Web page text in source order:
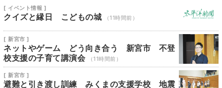
[ イベント情報 ]
クイズと縁日 こどもの城 （11時間前）
[ 新宮市 ]
ネットやゲーム どう向き合う 新宮市 不登
校支援の子育て講演会
（11時間前）
[ 新宮市 ]
避難と引き渡し訓練 みくまの支援学校 地震